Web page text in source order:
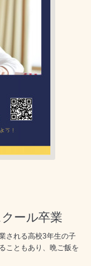
ール卒業
される高校3年生の子
こともあり、晩ご飯を